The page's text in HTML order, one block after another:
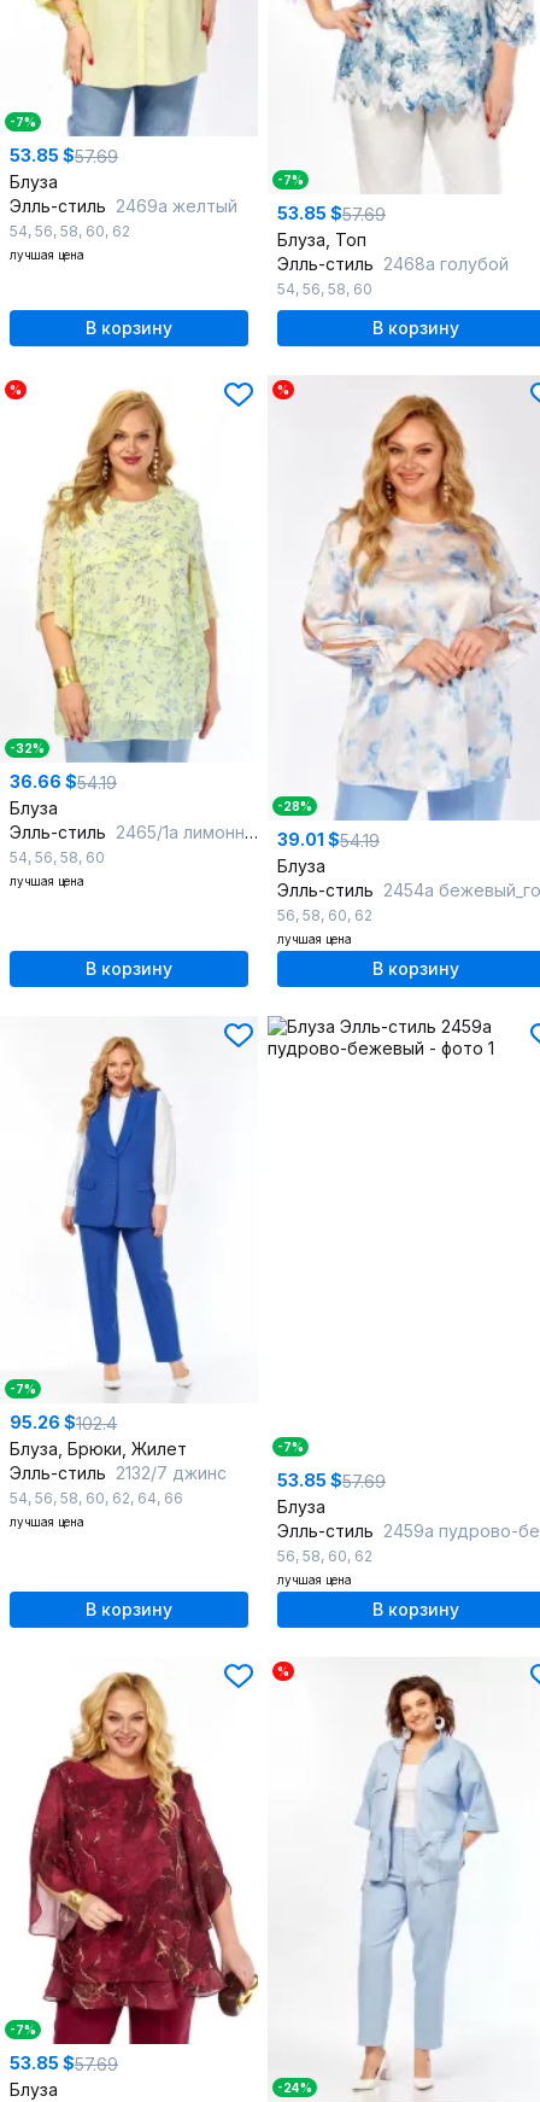
-7%
53.85 $57.69
Блуза
Элль-стиль 2469а желтый
54, 56, 58, 60, 62
лучшая цена
В корзину
-7%
53.85 $57.69
Блуза, Топ
Элль-стиль 2468а голубой
54, 56, 58, 60
В корзину
%
-32%
36.66 $54.19
Блуза
Элль-стиль 2465/1а лимонный_голубой
54, 56, 58, 60
лучшая цена
В корзину
%
-28%
39.01 $54.19
Блуза
Элль-стиль 2454а
56, 58, 60, 62
лучшая цена
В корзину
-7%
95.26 $102.4
Блуза, Брюки, Жилет
Элль-стиль 2132/7 джинс
54, 56, 58, 60, 62, 64, 66
лучшая цена
В корзину
-7%
53.85 $57.69
Блуза
Элль-стиль 2459а пудрово-бежевый
56, 58, 60, 62
лучшая цена
В корзину
-7%
53.85 $57.69
Блуза
%
-24%